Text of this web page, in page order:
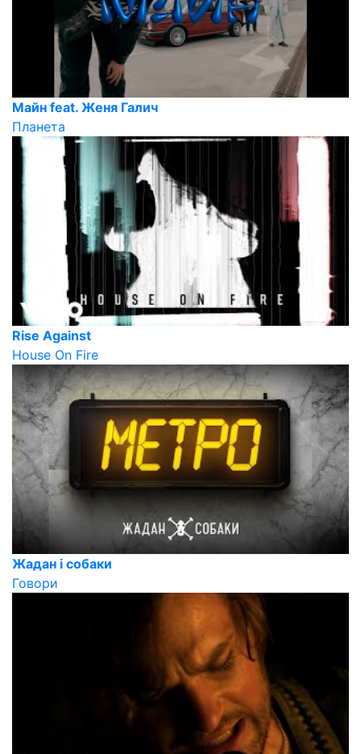
Майн feat. Женя Галич
Планета
Rise Against
House On Fire
Жадан і собаки
Говори